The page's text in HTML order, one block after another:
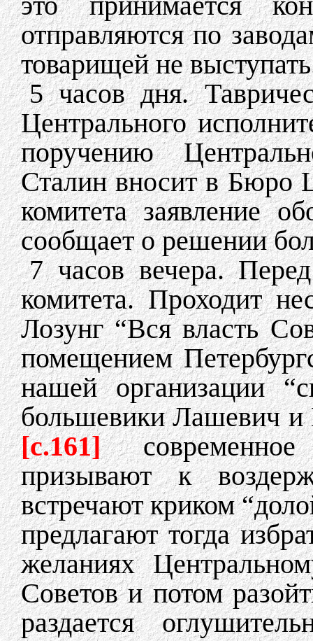
отправляются по
товарищей не
5 часов дня.
Центрального
поручению
Сталин вносит в Бюро
комитета заявление
сообщает о решении
7 часов вечера.
комитета. Проходит
Лозунг “Вся власть
помещением
нашей организации
большевики Лашевич и
[c.161]
призывают к
встречают криком
предлагают тогда
желаниях
Советов и потом
раздается